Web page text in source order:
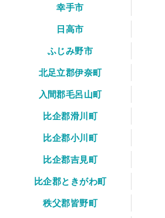
幸手市
日高市
ふじみ野市
北足立郡伊奈町
入間郡毛呂山町
比企郡滑川町
比企郡小川町
比企郡吉見町
比企郡ときがわ町
秩父郡皆野町